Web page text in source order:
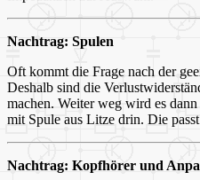
Nachtrag: Spulen
Oft kommt die Frage nach der
Deshalb sind die
machen. Weiter weg wird es
mit Spule aus Litze drin. Die
Nachtrag: Kopfhörer und